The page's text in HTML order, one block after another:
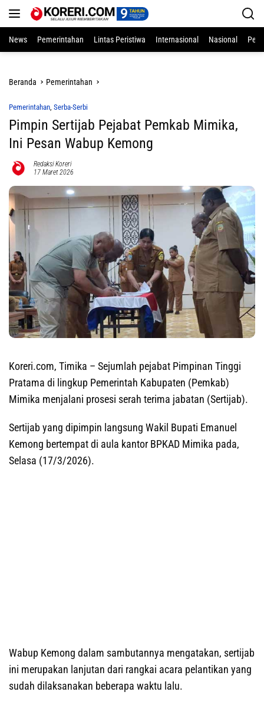
News
Pemerintahan Lintas Peristiwa Internasional Nasional
Beranda Pemerintahan
Pemerintahan, Serba-Serbi
Pimpin Sertijab Pejabat Pemkab Mimika,
Ini Pesan Wabup Kemong
Redaksi Koreri
17 Maret 2026
Koreri.com, Timika – Sejumlah pejabat Pimpinan Tinggi
Pratama di lingkup Pemerintah Kabupaten (Pemkab)
Mimika menjalani prosesi serah terima jabatan (Sertijab).
Sertijab yang dipimpin langsung Wakil Bupati Emanuel
Kemong bertempat di aula kantor BPKAD Mimika pada,
Selasa (17/3/2026).
Wabup Kemong dalam sambutannya mengatakan, sertijab
ini merupakan lanjutan dari rangkai acara pelantikan yang
sudah dilaksanakan beberapa waktu lalu.